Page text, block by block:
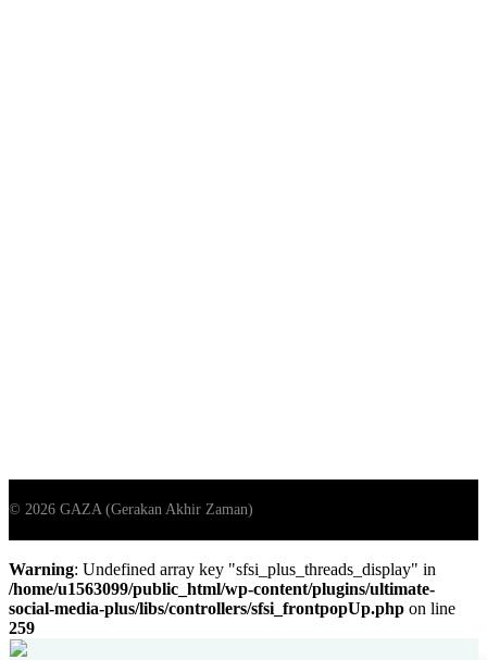
Warning: Undefined array key "sfsi_plus_threads_display" in
/home/u1563099/public_html/wp-content/plugins/ultimate-
social-media-plus/libs/controllers/sfsi_frontpopUp.php on line
259